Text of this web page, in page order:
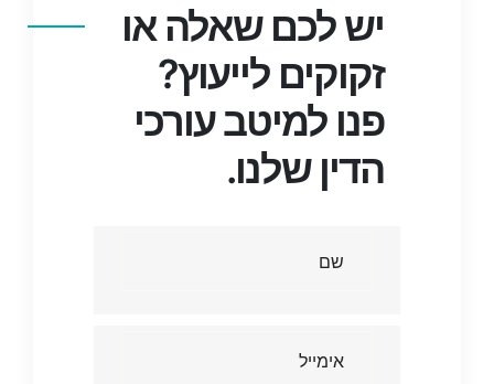
יש לכם שאלה או
זקוקים לייעוץ?
פנו למיטב עורכי
הדין שלנו.